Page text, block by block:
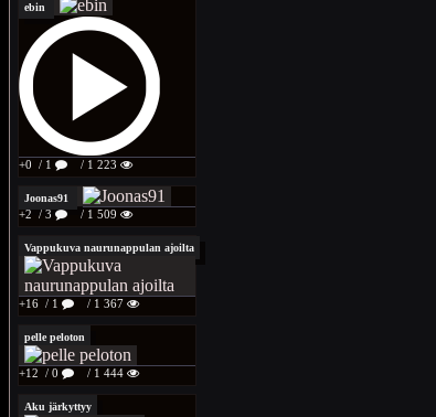
ebin
+0 / 1 / 1 223
Joonas91
+2 / 3 / 1 509
Vappukuva naurunappulan ajoilta
+16 / 1 / 1 367
pelle peloton
+12 / 0 / 1 444
Aku järkyttyy